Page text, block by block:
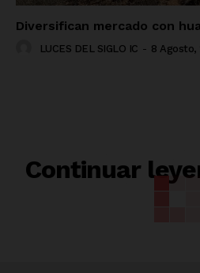
Diversifican mercado con
LUCES DEL SIGLO IC - 8 Agosto,
Continuar